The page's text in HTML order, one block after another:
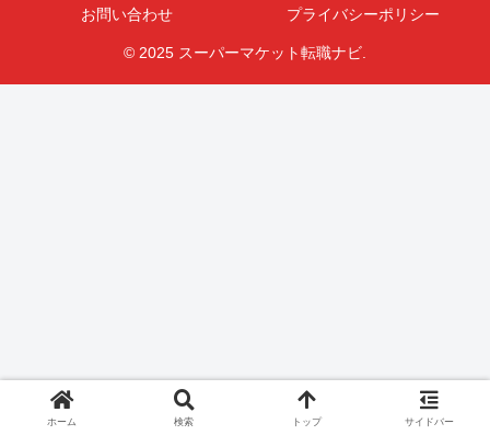
お問い合わせ
プライバシーポリシー
© 2025 スーパーマケット転職ナビ.
ホーム 検索 トップ サイドバー